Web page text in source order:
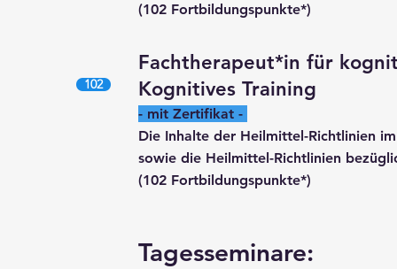
102
(102 Fortbildungspunkte*)
Fachtherapeut*in für ko
Kognitives Training
- mit Zertifikat -
Die Inhalte der Heilmittel-Richtlinien
sowie die Heilmittel-Richtlinien
(102 Fortbildungspunkte*)
Tagesseminare: